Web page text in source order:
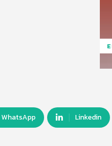
WhatsApp Linkedin